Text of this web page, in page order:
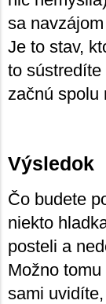
sa
Je to stav,
to sústredíte
začnú spolu
Výsledok
Čo budete
niekto
posteli a
Možno
sami